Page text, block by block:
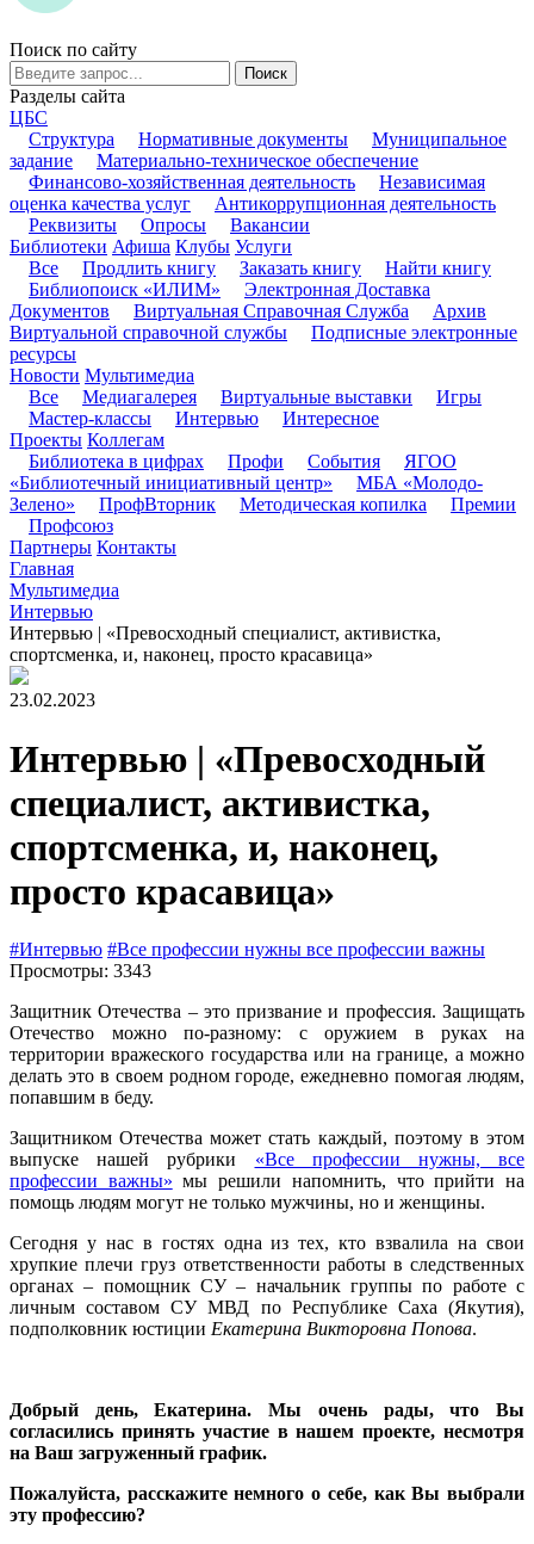
Поиск по сайту
Поиск
Разделы сайта
ЦБС
Структура
Нормативные документы
Муниципальное
задание
Материально-техническое обеспечение
Финансово-хозяйственная деятельность
Независимая
оценка качества услуг
Антикоррупционная деятельность
Реквизиты
Опросы
Вакансии
Библиотеки Афиша Клубы Услуги
Все
Продлить книгу Заказать книгу
Найти книгу
Библиопоиск «ИЛИМ»
Электронная Доставка
Документов
Виртуальная Справочная Служба
Архив
Виртуальной справочной службы
Подписные электронные
ресурсы
Новости Мультимедиа
Все
Медиагалерея Виртуальные выставки
Игры
Мастер-классы
Интервью
Интересное
Проекты Коллегам
Библиотека в цифрах
Профи События
ЯГОО
«Библиотечный инициативный центр»
МБА «Молодо-
Зелено»
ПрофВторник Методическая копилка
Премии
Профсоюз
Партнеры Контакты
Главная
Мультимедиа
Интервью
Интервью | «Превосходный специалист, активистка,
спортсменка, и, наконец, просто красавица»
23.02.2023
Интервью | «Превосходный
специалист, активистка,
спортсменка, и, наконец,
просто красавица»
#Интервью #Все профессии нужны все профессии важны
Просмотры: 3343
Защитник Отечества – это призвание и профессия. Защищать
Отечество можно по-разному: с оружием в руках на
территории вражеского государства или на границе, а можно
делать это в своем родном городе, ежедневно помогая людям,
попавшим в беду.
Защитником Отечества может стать каждый, поэтому в этом
выпуске нашей рубрики «Все профессии нужны, все
профессии важны» мы решили напомнить, что прийти на
помощь людям могут не только мужчины, но и женщины.
Сегодня у нас в гостях одна из тех, кто взвалила на свои
хрупкие плечи груз ответственности работы в следственных
органах – помощник СУ – начальник группы по работе с
личным составом СУ МВД по Республике Саха (Якутия),
подполковник юстиции Екатерина Викторовна Попова.
Добрый день, Екатерина. Мы очень рады, что Вы
согласились принять участие в нашем проекте, несмотря
на Ваш загруженный график.
Пожалуйста, расскажите немного о себе, как Вы выбрали
эту профессию?